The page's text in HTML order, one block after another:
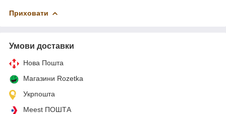
Приховати
Умови доставки
Нова Пошта
Магазини Rozetka
Укрпошта
Meest ПОШТА